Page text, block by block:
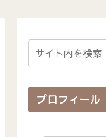
プロフィール